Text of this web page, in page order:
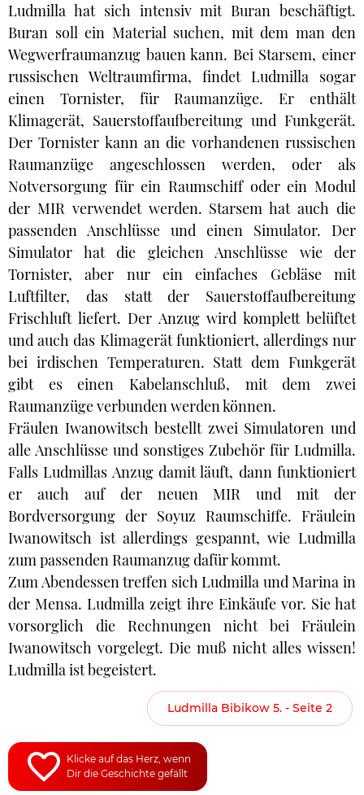
Ludmilla hat sich intensiv mit Buran beschäftigt.
Buran soll ein Material suchen, mit dem man den
Wegwerfraumanzug bauen kann. Bei Starsem, einer
russischen Weltraumfirma, findet Ludmilla sogar
einen Tornister, für Raumanzüge. Er enthält
Klimagerät, Sauerstoffaufbereitung und Funkgerät.
Der Tornister kann an die vorhandenen russischen
Raumanzüge angeschlossen werden, oder als
Notversorgung für ein Raumschiff oder ein Modul
der MIR verwendet werden. Starsem hat auch die
passenden Anschlüsse und einen Simulator. Der
Simulator hat die gleichen Anschlüsse wie der
Tornister, aber nur ein einfaches Gebläse mit
Luftfilter, das statt der Sauerstoffaufbereitung
Frischluft liefert. Der Anzug wird komplett belüftet
und auch das Klimagerät funktioniert, allerdings nur
bei irdischen Temperaturen. Statt dem Funkgerät
gibt es einen Kabelanschluß, mit dem zwei
Raumanzüge verbunden werden können.
Fräulen Iwanowitsch bestellt zwei Simulatoren und
alle Anschlüsse und sonstiges Zubehör für Ludmilla.
Falls Ludmillas Anzug damit läuft, dann funktioniert
er auch auf der neuen MIR und mit der
Bordversorgung der Soyuz Raumschiffe. Fräulein
Iwanowitsch ist allerdings gespannt, wie Ludmilla
zum passenden Raumanzug dafür kommt.
Zum Abendessen treffen sich Ludmilla und Marina in
der Mensa. Ludmilla zeigt ihre Einkäufe vor. Sie hat
vorsorglich die Rechnungen nicht bei Fräulein
Iwanowitsch vorgelegt. Die muß nicht alles wissen!
Ludmilla ist begeistert.
Ludmilla Bibikow 5. - Seite 2
Klicke auf das Herz, wenn
Dir die Geschichte gefällt